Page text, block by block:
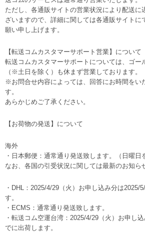
ただし、各通販サイトの営業状況により配送に
ざいますので、詳細に関しては各通販サイトに
願い申し上げます。
【転送コムカスタマーサポート営業】について
転送コムカスタマーサポートについては、ゴー
（※土日を除く）も休まず営業しております。
※お問合せ内容によっては、回答にお時間をい
す。
あらかじめご了承ください。
【お荷物の発送】について
海外
・日本郵便：通常通り発送致します。（日曜日
なお、各国の引受状況に関しては最新のお知ら
・DHL：2025/4/29（火）お申し込み分は2025/
す。
・ECMS：通常通り発送致します。
・転送コム空運台湾：2025/4/29（火）お申し
でに出荷します。